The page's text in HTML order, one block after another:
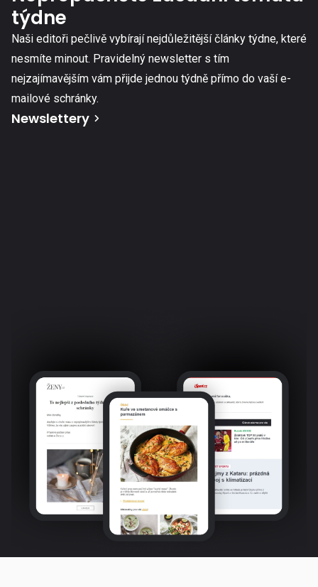
týdne
Naši editoři pečlivě vybírají nejdůležitější články týdne, které
nesmíte minout. Pravidelný newsletter s tím
nejzajímavějším vám přijde jednou týdně přímo do vaší e-
mailové schránky.
Newslettery